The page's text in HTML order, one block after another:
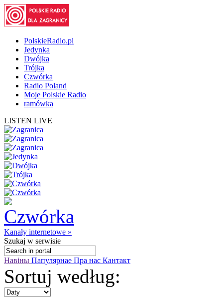
PolskieRadio.pl
Jedynka
Dwójka
Trójka
Czwórka
Radio Poland
Moje Polskie Radio
ramówka
LISTEN LIVE
Kanały internetowe »
Szukaj w serwisie
Навіны Папулярнае Пра нас Кантакт
Sortuj według: